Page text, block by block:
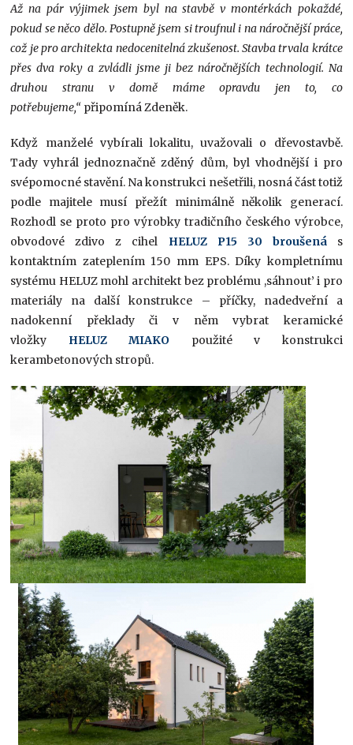
Až na pár výjimek jsem byl na stavbě v montérkách pokaždé,
pokud se něco dělo. Postupně jsem si troufnul i na náročnější práce,
což je pro architekta nedocenitelná zkušenost. Stavba trvala krátce
přes dva roky a zvládli jsme ji bez náročnějších technologií. Na
druhou stranu v domě máme opravdu jen to, co
potřebujeme,“ připomíná Zdeněk.
Když manželé vybírali lokalitu, uvažovali o dřevostavbě.
Tady vyhrál jednoznačně zděný dům, byl vhodnější i pro
svépomocné stavění. Na konstrukci nešetřili, nosná část totiž
podle majitele musí přežít minimálně několik generací.
Rozhodl se proto pro výrobky tradičního českého výrobce,
obvodové zdivo z cihel HELUZ P15 30 broušenás
kontaktním zateplením 150 mm EPS. Díky kompletnímu
systému HELUZ mohl architekt bez problému ,sáhnout’ i pro
materiály na další konstrukce – příčky, nadedveřní a
nadokenní překlady či v něm vybrat keramické
vložky HELUZ MIAKO použité v konstrukci
kerambetonových stropů.